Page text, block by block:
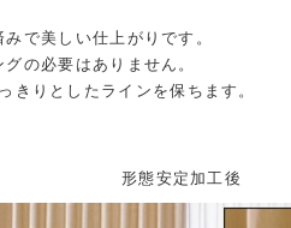
で美しい仕上がりです。
の必要はありません。
きりとしたラインを保ちます。
形態安定加工後